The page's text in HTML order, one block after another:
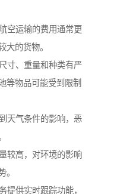
空运输的费用通常更
大的货物。
寸、重量和种类有严
等物品可能受到限制
天气条件的影响，恶
较高，对环境的影响
。
提供实时跟踪功能，